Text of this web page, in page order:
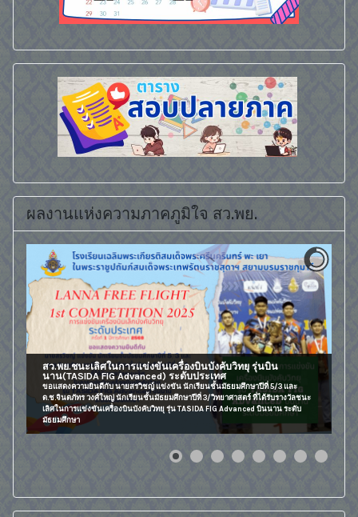
ผลงานแห่งความภาคภูมิใจ สว.พย.
สว.พย.ชนะเลิศในการแข่งขันเครื่องบินบังคับวิทยุ รุ่นบิน
นาน(TASIDA FIG Advanced) ระดับประเทศ
ขอแสดงความยินดีกับ นายสรวิชญ์ แข่งขัน นักเรียนชั้นมัธยมศึกษาปีที่ 5/3 และ
ด.ช.จินตภัทร วงศ์ใหญ่ นักเรียนชั้นมัธยมศึกษาปีที่ 3/วิทยาศาสตร์ ที่ได้รับรางวัลชนะ
เลิศในการแข่งขันเครื่องบินบังคับวิทยุ รุ่น TASIDA FIG Advanced บินนาน ระดับ
มัธยมศึกษา